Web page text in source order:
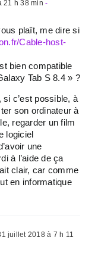
21 h 38 min -
plaît, me dire si
Cable-host-
bien compatible
Tab S 8.4 » ?
c’est possible, à
son ordinateur à
regarder un film
logiciel
une
à l’aide de ça
clair, car comme
en informatique
juillet 2018 à 7 h 11